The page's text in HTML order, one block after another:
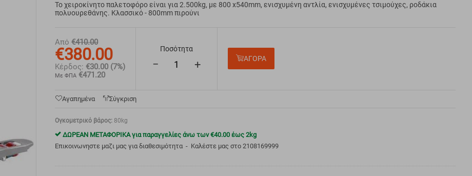
Το χειροκίνητο παλετοφόρο είναι για 2.500kg, με 800 x540mm, ενισχυμένη αντλία, ενισχυμένες τσιμούχες, ροδάκια
πολυουρεθάνης. Κλασσικό - 800mm πιρούνι
Από €410.00
€380.00
Κέρδος: €30.00 (7%)
Με ΦΠΑ €471.20
Ποσότητα
+
− ΑΓΟΡΑ
Αγαπημένα Σύγκριση
Ογκομετρικό βάρος: 80kg
ΔΩΡΕΑΝ ΜΕΤΑΦΟΡΙΚΑ για παραγγελίες άνω των€40.00 έως 2kg
Επικοινωνηστε μαζι μας για διαθεσιμότητα
Καλέστε μας στο 2108169999